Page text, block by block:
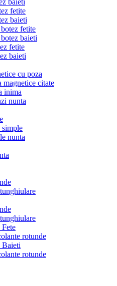
fetite
baieti
fetite
baieti
fetite
baieti
cu poza
citate
inima
nunta
nunta
Fete
rotunde
Baieti
rotunde